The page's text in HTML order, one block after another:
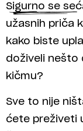
Sigurno se
užasnih priča
kako biste
doživeli nešto
kičmu?
Sve to nije
ćete preživeti